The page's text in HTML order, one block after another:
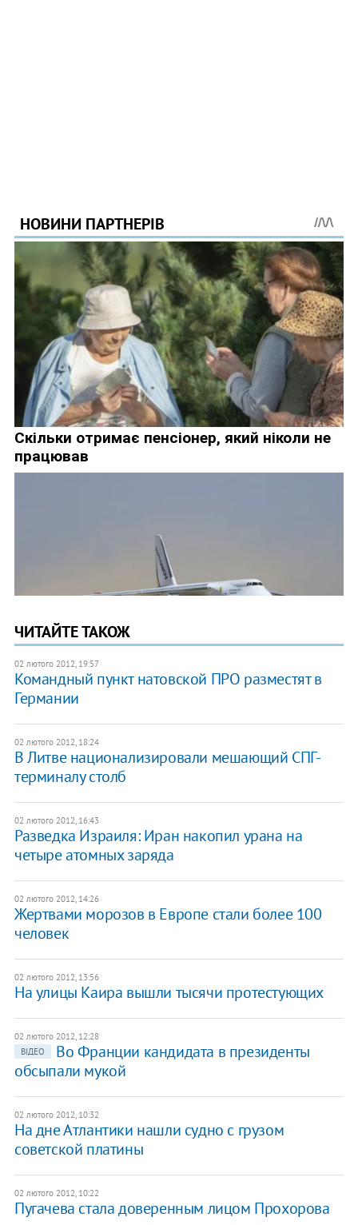
ЧИТАЙТЕ ТАКОЖ
02 лютого 2012, 19:57
Командный пункт натовской ПРО разместят в
Германии
02 лютого 2012, 18:24
В Литве национализировали мешающий СПГ-
терминалу столб
02 лютого 2012, 16:43
Разведка Израиля: Иран накопил урана на
четыре атомных заряда
02 лютого 2012, 14:26
Жертвами морозов в Европе стали более 100
человек
02 лютого 2012, 13:56
​На улицы Каира вышли тысячи протестующих
02 лютого 2012, 12:28
ВІДЕО
​Во Франции кандидата в президенты
обсыпали мукой
02 лютого 2012, 10:32
​На дне Атлантики нашли судно с грузом
советской платины
02 лютого 2012, 10:22
Пугачева стала доверенным лицом Прохорова